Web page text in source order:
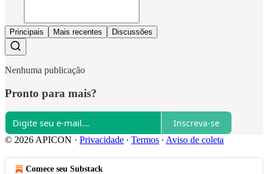
Principais Mais recentes Discussões
Nenhuma publicação
Pronto para mais?
Inscreva-se
© 2026 APICON · Privacidade ∙ Termos ∙ Aviso de coleta
Comece seu Substack